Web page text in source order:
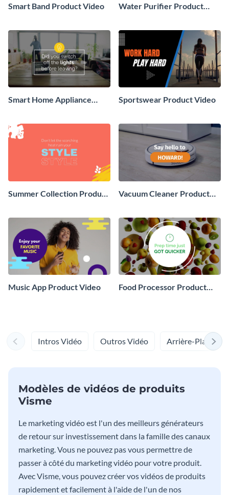
Smart Band Product Video
Water Purifier Product
Smart Home Appliance
Sportswear Product Video
Summer Collection Product
Vacuum Cleaner Product
Music App Product Video
Food Processor Product
Intros Vidéo Outros Vidéo Arrière-Plans
Modèles de vidéos de produits
Visme
Le marketing vidéo est l'un des meilleurs générateurs
de retour sur investissement dans la famille des canaux
marketing. Vous ne pouvez pas vous permettre de
passer à côté du marketing vidéo pour votre produit.
Avec Visme, vous pouvez créer vos vidéos de produits
rapidement et facilement à l'aide de l'un de nos